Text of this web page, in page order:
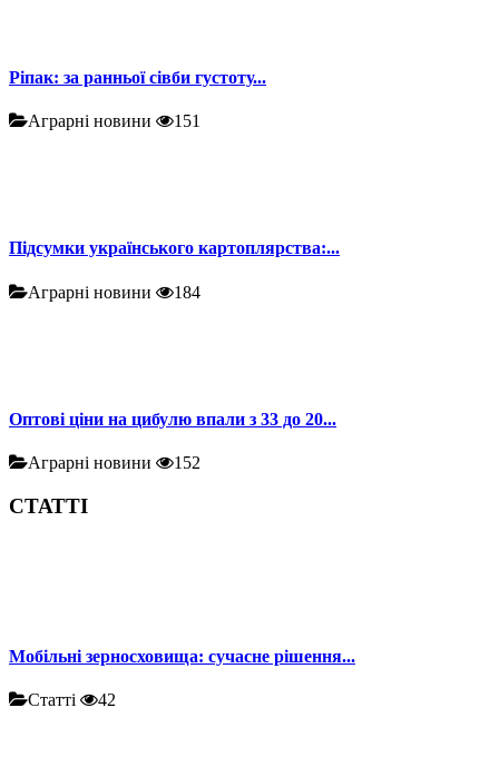
Ріпак: за ранньої сівби густоту...
Аграрні новини 151
Підсумки українського картоплярства:...
Аграрні новини 184
Оптові ціни на цибулю впали з 33 до 20...
Аграрні новини 152
СТАТТІ
Мобільні зерносховища: сучасне рішення...
Статті 42